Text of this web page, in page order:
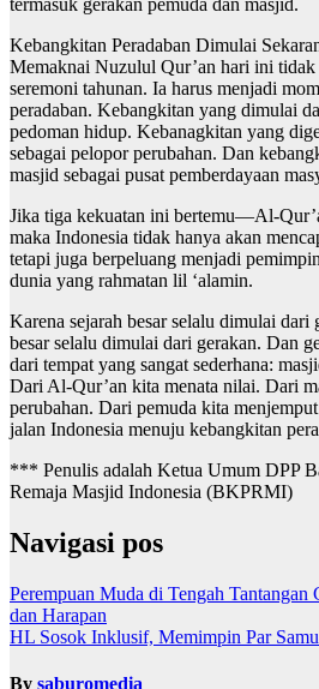
termasuk gerakan pemuda dan masjid.
Kebangkitan Peradaban Dimulai
Memaknai Nuzulul Qur’an hari ini tidak
seremoni tahunan. Ia harus menjadi
peradaban. Kebangkitan yang dimulai
pedoman hidup. Kebanagkitan yang
sebagai pelopor perubahan. Dan
masjid sebagai pusat pemberdayaan
Jika tiga kekuatan ini bertemu—Al-
maka Indonesia tidak hanya akan
tetapi juga berpeluang menjadi
dunia yang rahmatan lil ‘alamin.
Karena sejarah besar selalu dimulai dari
besar selalu dimulai dari gerakan. Dan
dari tempat yang sangat sederhana:
Dari Al-Qur’an kita menata nilai. Dari
perubahan. Dari pemuda kita
jalan Indonesia menuju kebangkitan
*** Penulis adalah Ketua Umum DPP
Remaja Masjid Indonesia (BKPRMI)
Navigasi pos
Perempuan Muda di Tengah Tantangan
dan Harapan
HL Sosok Inklusif, Memimpin Par
By saburomedia